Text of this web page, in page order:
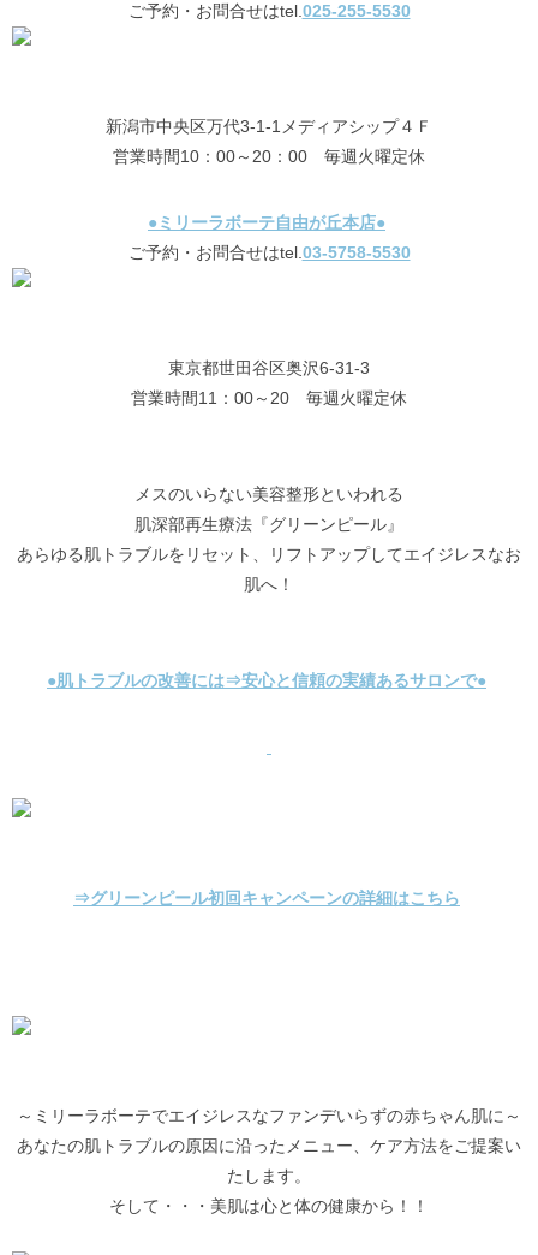
ご予約・お問合せはtel. 025-255-5530
新潟市中央区万代3-1-1メディアシップ４Ｆ
営業時間10：00～20：00 毎週火曜定休
●ミリーラボーテ自由が丘本店●
ご予約・お問合せはtel. 03-5758-5530
東京都世田谷区奥沢6-31-3
営業時間11：00～20 毎週火曜定休
メスのいらない美容整形といわれる
肌深部再生療法『グリーンピール』
あらゆる肌トラブルをリセット、リフトアップしてエイジレスなお
肌へ！
●肌トラブルの改善には⇒安心と信頼の実績あるサロンで●
⇒グリーンピール初回キャンペーンの詳細はこちら
～ミリーラボーテでエイジレスなファンデいらずの赤ちゃん肌に～
あなたの肌トラブルの原因に沿ったメニュー、ケア方法をご提案い
たします。
そして・・・美肌は心と体の健康から！！